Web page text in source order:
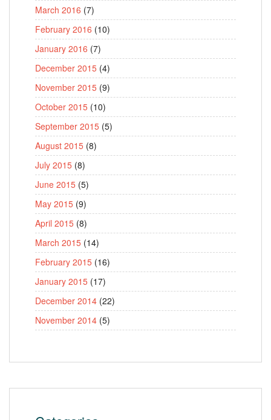
March 2016 (7)
February 2016 (10)
January 2016 (7)
December 2015 (4)
November 2015 (9)
October 2015 (10)
September 2015 (5)
August 2015 (8)
July 2015 (8)
June 2015 (5)
May 2015 (9)
April 2015 (8)
March 2015 (14)
February 2015 (16)
January 2015 (17)
December 2014 (22)
November 2014 (5)